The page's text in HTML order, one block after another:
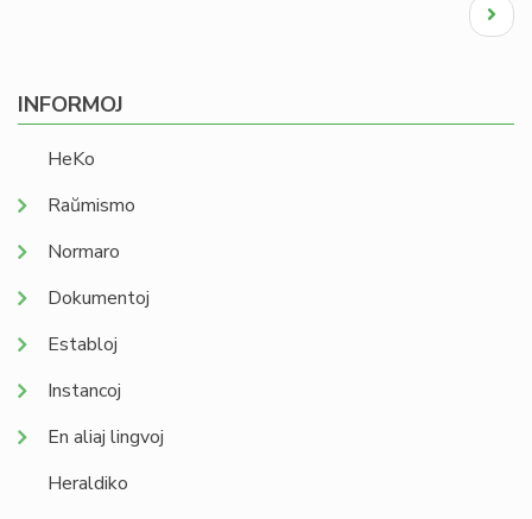
Next
page
INFORMOJ
HeKo
Raŭmismo
Normaro
Dokumentoj
Establoj
Instancoj
En aliaj lingvoj
Heraldiko